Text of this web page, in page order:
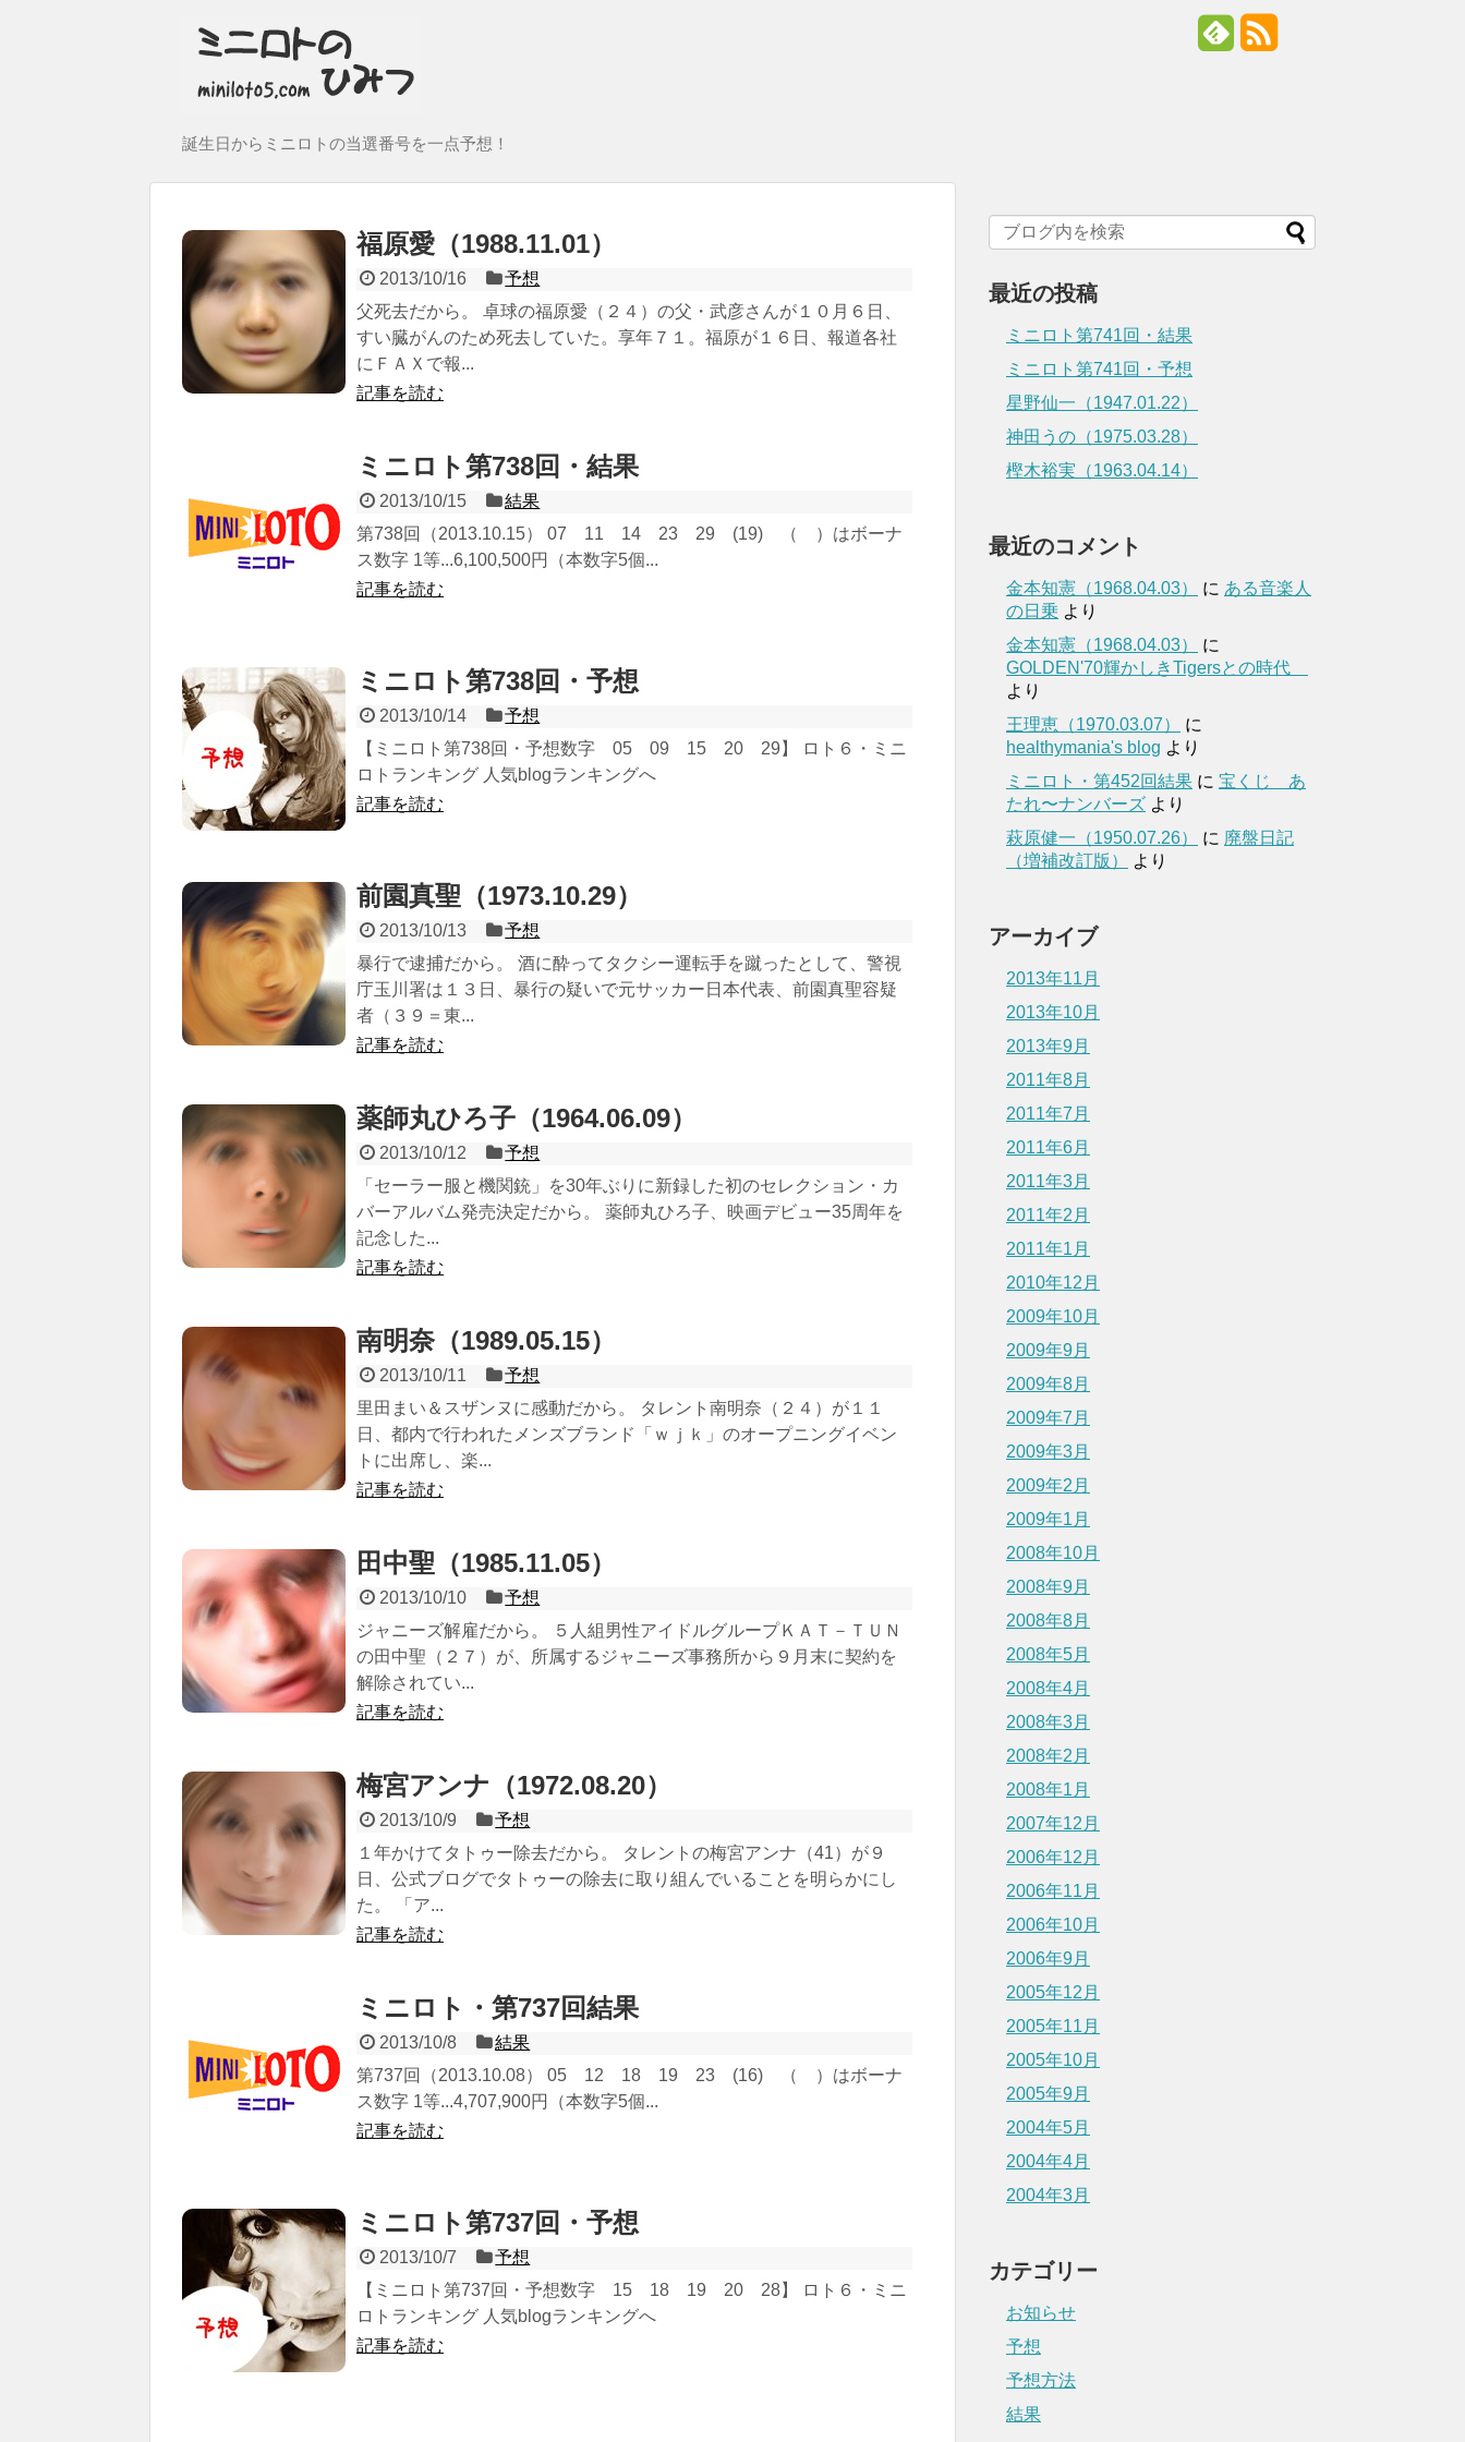
誕生日からミニロトの当選番号を一点予想！
福原愛（1988.11.01）
2013/10/16
予想
父死去だから。 卓球の福原愛（２４）の父・武彦さんが１０月６日、
すい臓がんのため死去していた。享年７１。福原が１６日、報道各社
にＦＡＸで報...
記事を読む
ミニロト第738回・結果
2013/10/15
結果
第738回（2013.10.15） 07 11 14 23 29 (19) （ ）はボーナ
ス数字 1等...6,100,500円（本数字5個...
記事を読む
ミニロト第738回・予想
2013/10/14
予想
【ミニロト第738回・予想数字 05 09 15 20 29】 ロト６・ミニ
ロトランキング 人気blogランキングへ
記事を読む
前園真聖（1973.10.29）
2013/10/13
予想
暴行で逮捕だから。 酒に酔ってタクシー運転手を蹴ったとして、警視
庁玉川署は１３日、暴行の疑いで元サッカー日本代表、前園真聖容疑
者（３９＝東...
記事を読む
薬師丸ひろ子（1964.06.09）
2013/10/12
予想
「セーラー服と機関銃」を30年ぶりに新録した初のセレクション・カ
バーアルバム発売決定だから。 薬師丸ひろ子、映画デビュー35周年を
記念した...
記事を読む
南明奈（1989.05.15）
2013/10/11
予想
里田まい＆スザンヌに感動だから。 タレント南明奈（２４）が１１
日、都内で行われたメンズブランド「ｗｊｋ」のオープニングイベン
トに出席し、楽...
記事を読む
田中聖（1985.11.05）
2013/10/10
予想
ジャニーズ解雇だから。 ５人組男性アイドルグループＫＡＴ－ＴＵＮ
の田中聖（２７）が、所属するジャニーズ事務所から９月末に契約を
解除されてい...
記事を読む
梅宮アンナ（1972.08.20）
2013/10/9
予想
１年かけてタトゥー除去だから。 タレントの梅宮アンナ（41）が９
日、公式ブログでタトゥーの除去に取り組んでいることを明らかにし
た。 「ア...
記事を読む
ミニロト・第737回結果
2013/10/8
結果
第737回（2013.10.08） 05 12 18 19 23 (16) （ ）はボーナ
ス数字 1等...4,707,900円（本数字5個...
記事を読む
ミニロト第737回・予想
2013/10/7
予想
【ミニロト第737回・予想数字 15 18 19 20 28】 ロト６・ミニ
ロトランキング 人気blogランキングへ
記事を読む
最近の投稿
ミニロト第741回・結果
ミニロト第741回・予想
星野仙一（1947.01.22）
神田うの（1975.03.28）
樫木裕実（1963.04.14）
最近のコメント
金本知憲（1968.04.03） に ある音楽人
の日乗 より
金本知憲（1968.04.03）
に
GOLDEN'70輝かしきTigersとの時代
より
王理恵（1970.03.07）
に
healthymania's blog より
ミニロト・第452回結果 に 宝くじ あ
たれ〜ナンバーズ より
萩原健一（1950.07.26）
に 廃盤日記
（増補改訂版）
より
アーカイブ
2013年11月
2013年10月
2013年9月
2011年8月
2011年7月
2011年6月
2011年3月
2011年2月
2011年1月
2010年12月
2009年10月
2009年9月
2009年8月
2009年7月
2009年3月
2009年2月
2009年1月
2008年10月
2008年9月
2008年8月
2008年5月
2008年4月
2008年3月
2008年2月
2008年1月
2007年12月
2006年12月
2006年11月
2006年10月
2006年9月
2005年12月
2005年11月
2005年10月
2005年9月
2004年5月
2004年4月
2004年3月
カテゴリー
お知らせ
予想
予想方法
結果